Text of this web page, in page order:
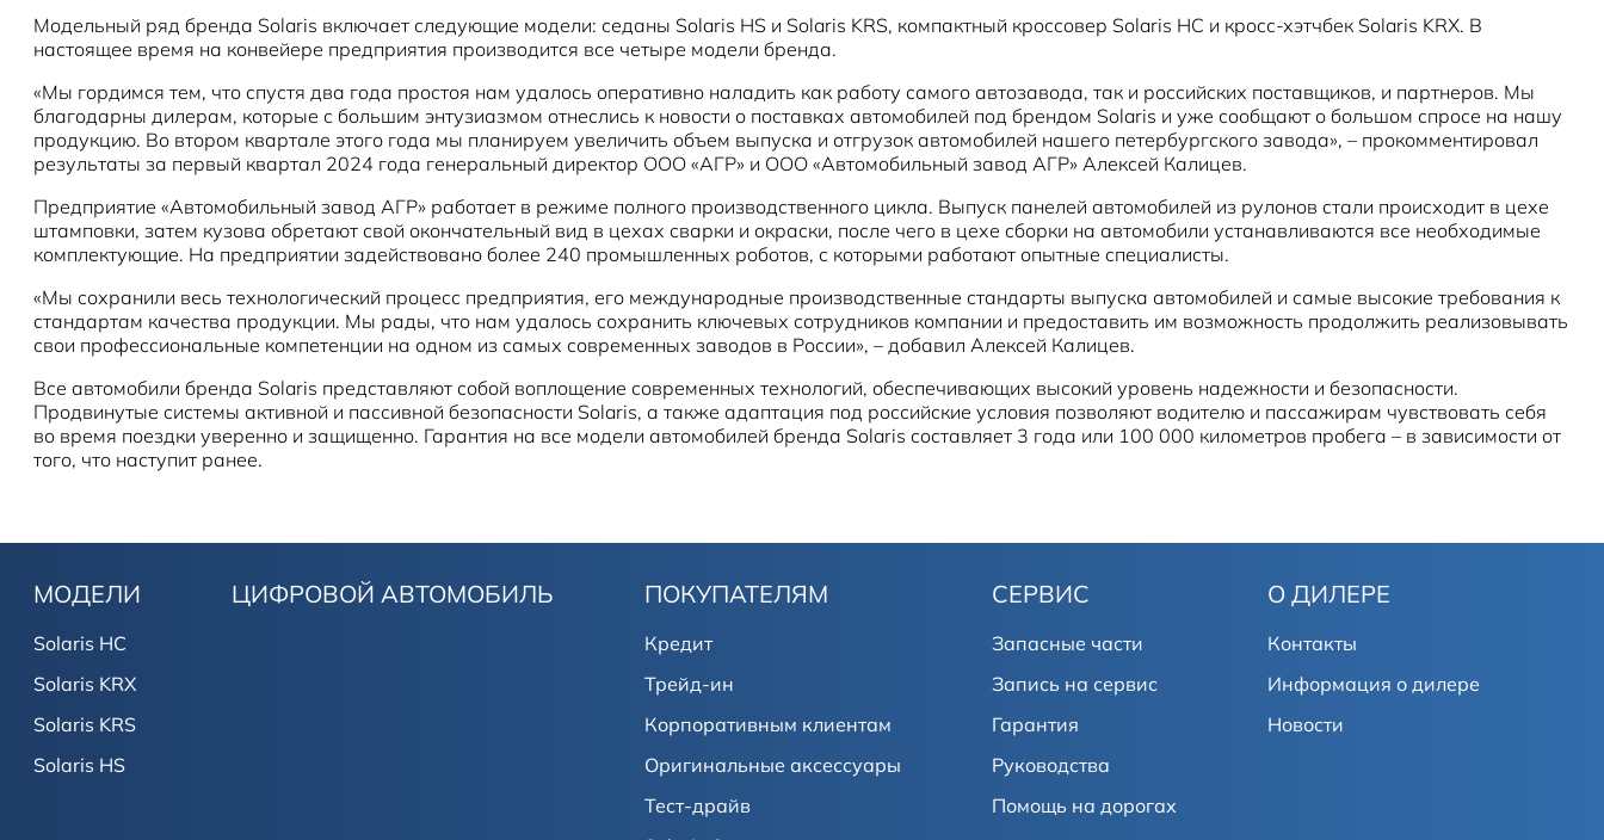
Модельный ряд бренда Solaris включает следующие модели: седаны Solaris HS и Solaris KRS, компактный кроссовер Solaris HC и кросс-хэтчбек Solaris KRX. В
настоящее время на конвейере предприятия производится все четыре модели бренда.
«Мы гордимся тем, что спустя два года простоя нам удалось оперативно наладить как работу самого автозавода, так и российских поставщиков, и партнеров. Мы
благодарны дилерам, которые с большим энтузиазмом отнеслись к новости о поставках автомобилей под брендом Solaris и уже сообщают о большом спросе на нашу
продукцию. Во втором квартале этого года мы планируем увеличить объем выпуска и отгрузок автомобилей нашего петербургского завода», – прокомментировал
результаты за первый квартал 2024 года генеральный директор ООО «АГР» и ООО «Автомобильный завод АГР» Алексей Калицев.
Предприятие «Автомобильный завод АГР» работает в режиме полного производственного цикла. Выпуск панелей автомобилей из рулонов стали происходит в цехе
штамповки, затем кузова обретают свой окончательный вид в цехах сварки и окраски, после чего в цехе сборки на автомобили устанавливаются все необходимые
комплектующие. На предприятии задействовано более 240 промышленных роботов, с которыми работают опытные специалисты.
«Мы сохранили весь технологический процесс предприятия, его международные производственные стандарты выпуска автомобилей и самые высокие требования к
стандартам качества продукции. Мы рады, что нам удалось сохранить ключевых сотрудников компании и предоставить им возможность продолжить реализовывать
свои профессиональные компетенции на одном из самых современных заводов в России», – добавил Алексей Калицев.
Все автомобили бренда Solaris представляют собой воплощение современных технологий, обеспечивающих высокий уровень надежности и безопасности.
Продвинутые системы активной и пассивной безопасности Solaris, а также адаптация под российские условия позволяют водителю и пассажирам чувствовать себя
во время поездки уверенно и защищенно. Гарантия на все модели автомобилей бренда Solaris составляет 3 года или 100 000 километров пробега – в зависимости от
того, что наступит ранее.
МОДЕЛИ
Solaris HC
Solaris KRX
Solaris KRS
Solaris HS
ЦИФРОВОЙ АВТОМОБИЛЬ ПОКУПАТЕЛЯМ
Кредит
Трейд-ин
Корпоративным клиентам
Оригинальные аксессуары
Тест-драйв
СЕРВИС
Запасные части
Запись на сервис
Гарантия
Руководства
Помощь на дорогах
О ДИЛЕРЕ
Контакты
Информация о дилере
Новости